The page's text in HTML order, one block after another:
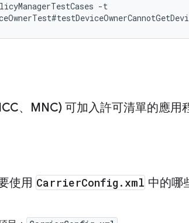
-t
、MNC) 可加入許可清單的應用
使用 CarrierConfig . xml 中的哪